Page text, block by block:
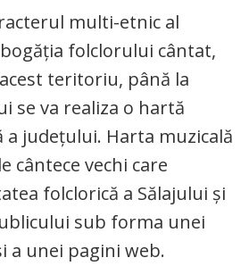
multi-etnic al
folclorului cântat,
teritoriu, până la
se va realiza o hartă
a județului. Harta muzicală
cântece vechi care
folclorică a Sălajului și
sub forma unei
a unei pagini web.